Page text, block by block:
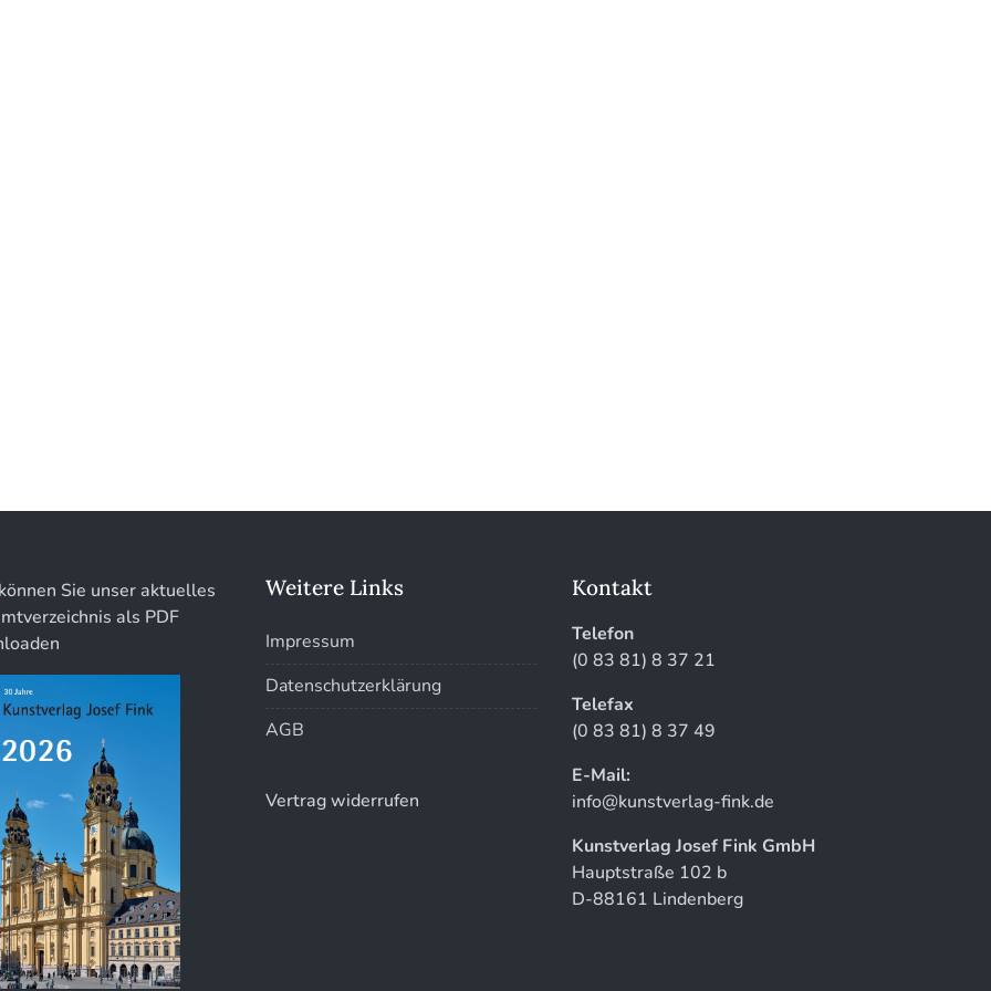
können Sie unser aktuelles
als PDF
Weitere Links
Impressum
Datenschutzerklärung
AGB
Vertrag widerrufen
Kontakt
Telefon
(0 83 81) 8 37 21
Telefax
(0 83 81) 8 37 49
E-Mail:
info@kunstverlag-fink.de
Kunstverlag Josef Fink GmbH
Hauptstraße 102 b
D-88161 Lindenberg